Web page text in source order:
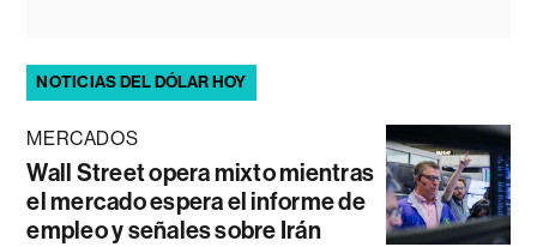
NOTICIAS DEL DÓLAR HOY
MERCADOS
Wall Street opera mixto mientras
el mercado espera el informe de
empleo y señales sobre Irán